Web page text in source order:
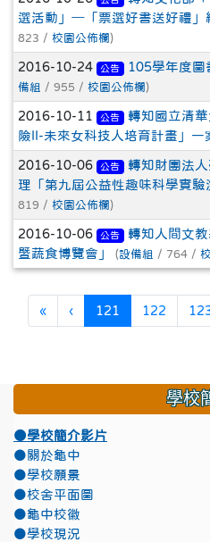
選活動」─「票選好書送好禮」
823 / 校園公佈欄 )
2016-10-24 公告 105學年度圖
備組 / 955 / 校園公佈欄 )
2016-10-11 公告
轉知國立清
險II-未來女科技人培育計畫」一
2016-10-06 公告
轉知財團法
理「第九屆公益性趣味科學實驗
819 / 校園公佈欄 )
2016-10-06 公告
轉知人間文
暨蔬食博覽會」
(設備組 / 764 /
«第一頁
‹上一頁
121 (目前頁次)
122
學校
●學校簡介影片
●關於龜中
●學校願景
●校舍平面圖
●龜中校徽
●學校現況